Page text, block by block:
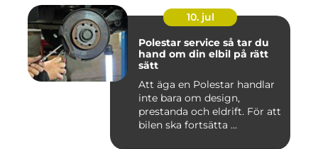
10. jul
Polestar service så tar du
hand om din elbil på rätt
sätt
Att äga en Polestar handlar
inte bara om design,
prestanda och eldrift. För att
bilen ska fortsätta ...